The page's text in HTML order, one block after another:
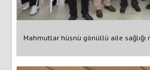
Mahmutlar hüsnü gönüllü aile sağlığı